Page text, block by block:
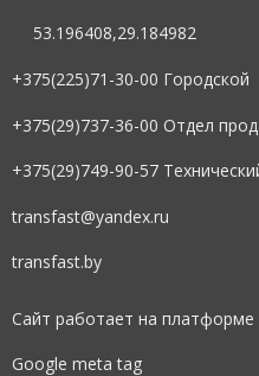
53.196408,29.184982
+375(225)71-30-00 Городской
+375(29)737-36-00 Отдел
+375(29)749-90-57
transfast@yandex.ru
transfast.by
Сайт работает на платформе
Google meta tag